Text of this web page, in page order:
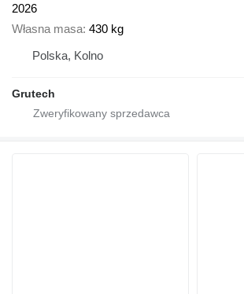
2026
Własna masa 430 kg
Polska, Kolno
Grutech